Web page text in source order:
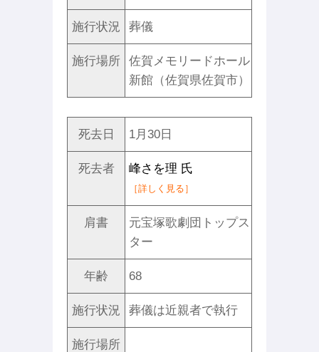
施行状況 葬儀
施行場所
佐賀メモリードホール
新館（佐賀県佐賀市）
死去日 1月30日
死去者 峰さを理 氏
［詳しく見る］
肩書
元宝塚歌劇団トップス
ター
年齢 68
施行状況 葬儀は近親者で執行
施行場所